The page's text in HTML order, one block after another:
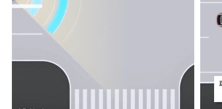
障害物がないシーンでも、
ペダル踏み間違い時に加速を抑制
急加速抑制